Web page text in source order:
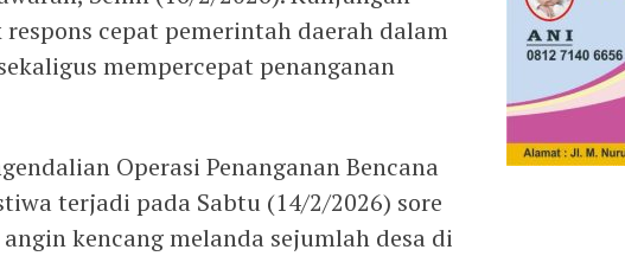
cepat pemerintah daerah dalam
mempercepat penanganan
Operasi Penanganan Bencana
terjadi pada Sabtu (14/2/2026) sore
kencang melanda sejumlah desa di